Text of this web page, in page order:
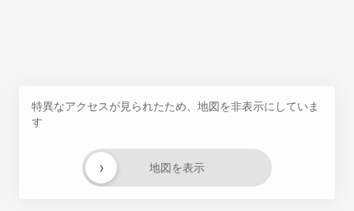
特異なアクセスが見られたため、地図を非表示にしていま
す
地図を表示
›